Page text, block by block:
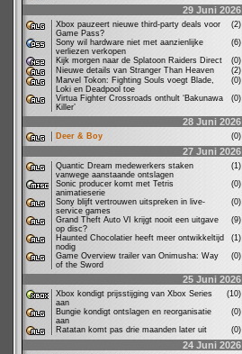
29 Juni 2026
Xbox pauzeert nieuwe third-party deals voor
Game Pass?
(2)
Sony wil hardware niet met aanzienlijke
verliezen verkopen
(6)
Kijk morgen naar de Splatoon Raiders Direct
(0)
Nieuwe details van Stranger Than Heaven
(2)
Marvel Tokon: Fighting Souls voegt Blade,
Loki en Deadpool toe
(0)
Virtua Fighter Crossroads onthult ‘Bakunawa
Killer’
(0)
28 Juni 2026
Deer & Boy (0)
27 Juni 2026
Quantic Dream medewerkers staken
vanwege aanstaande ontslagen
(1)
Sonic producer komt met Tetris
animatieserie
(0)
Sony blijft vertrouwen uitspreken in live-
service games
(0)
Grand Theft Auto VI krijgt nooit een uitgave
op disc?
(9)
Haunted Chocolatier heeft meer ontwikkeltijd
nodig
(1)
Game Overview trailer van Onimusha: Way
of the Sword
(0)
25 Juni 2026
Xbox kondigt prijsstijging van Xbox Series
aan
(10)
Bungie kondigt ontslagen en reorganisatie
aan
(0)
Ratatan komt pas drie maanden later uit
(0)
24 Juni 2026